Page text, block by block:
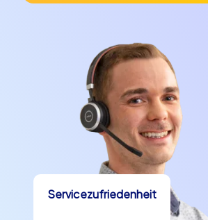
Servicezufriedenheit